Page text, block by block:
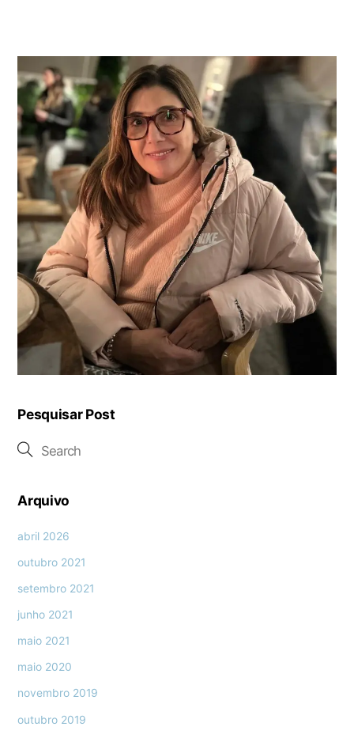
Pesquisar Post
Arquivo
abril 2026
outubro 2021
setembro 2021
junho 2021
maio 2021
maio 2020
novembro 2019
outubro 2019